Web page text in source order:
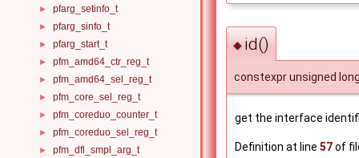
► pfarg_setinfo_t
► pfarg_sinfo_t
► pfarg_start_t
► pfm_amd64_ctr_reg_t
► pfm_amd64_sel_reg_t
► pfm_core_sel_reg_t
► pfm_coreduo_counter_t
► pfm_coreduo_sel_reg_t
► pfm_dfl_smpl_arg_t
◆ id()
constexpr unsigned
get the interface
Definition at line 57of